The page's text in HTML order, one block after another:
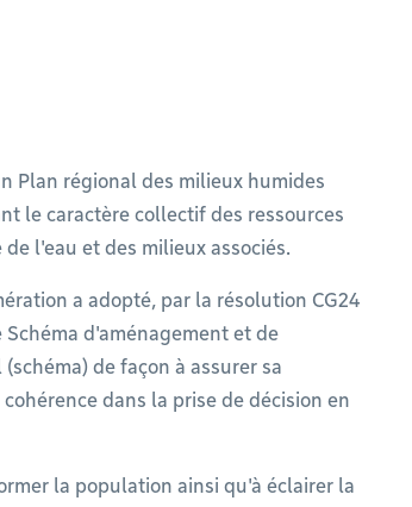
Plan régional des milieux humides
le caractère collectif des ressources
l'eau et des milieux associés.
a adopté, par la résolution CG24
d'aménagement et de
de façon à assurer sa
dans la prise de décision en
la population ainsi qu'à éclairer la